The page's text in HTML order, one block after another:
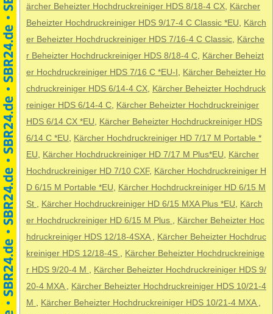
ärcher Beheizter Hochdruckreiniger HDS 8/18-4 CX Kärcher
Beheizter Hochdruckreiniger HDS 9/17-4 C Classic *EU
Kärch
er Beheizter Hochdruckreiniger HDS 7/16-4 C Classic Kärche
r Beheizter Hochdruckreiniger HDS 8/18-4 C Kärcher Beheizt
er Hochdruckreiniger HDS 7/16 C *EU-I
Kärcher Beheizter Ho
chdruckreiniger HDS 6/14-4 CX Kärcher Beheizter Hochdruck
reiniger HDS 6/14-4 C Kärcher Beheizter Hochdruckreiniger
HDS 6/14 CX *EU
Kärcher Beheizter Hochdruckreiniger HDS
6/14 C *EU
Kärcher Hochdruckreiniger HD 7/17 M Portable *
EU
Kärcher Hochdruckreiniger HD 7/17 M Plus*EU
Kärcher
Hochdruckreiniger HD 7/10 CXF, Kärcher Hochdruckreiniger H
D 6/15 M Portable *EU
Kärcher Hochdruckreiniger HD 6/15 M
St
Kärcher Hochdruckreiniger HD 6/15 MXA Plus *EU
Kärch
er Hochdruckreiniger HD 6/15 M Plus
Kärcher Beheizter Hoc
hdruckreiniger HDS 12/18-4SXA
Kärcher Beheizter Hochdruc
kreiniger HDS 12/18-4S
Kärcher Beheizter Hochdruckreinige
r HDS 9/20-4 M
Kärcher Beheizter Hochdruckreiniger HDS 9/
20-4 MXA
Kärcher Beheizter Hochdruckreiniger HDS 10/21-4
M
Kärcher Beheizter Hochdruckreiniger HDS 10/21-4 MXA